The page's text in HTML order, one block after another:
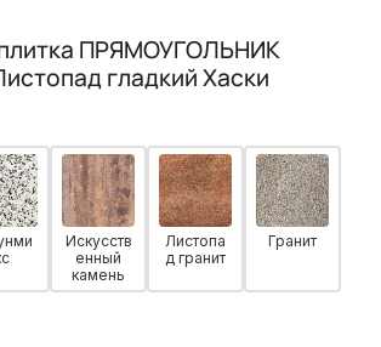
ПРЯМОУГОЛЬНИК
гладкий Хаски
Искусств
енный
камень
Листопа
д гранит
Гранит